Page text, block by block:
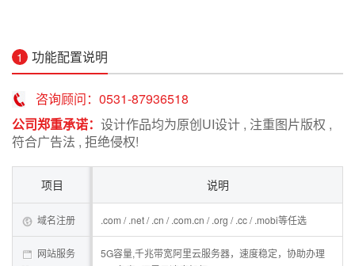
1 功能配置说明
咨询顾问：0531-87936518
公司郑重承诺： 设计作品均为原创UI设计 , 注重图片版权 ,
符合广告法 , 拒绝侵权!
项目 说明
域名注册 .com / .net / .cn / .com.cn / .org / .cc / .mobi等任选
网站服务
5G容量,千兆带宽阿里云服务器，速度稳定，协助办理